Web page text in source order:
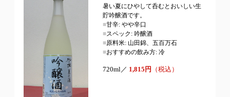
暑い夏にひやして呑むとおいしい生
貯吟醸酒です。
■甘辛: やや辛口
■スペック: 吟醸酒
■原料米: 山田錦、五百万石
■おすすめの飲み方: 冷
720ml／ 1,815円 （税込）